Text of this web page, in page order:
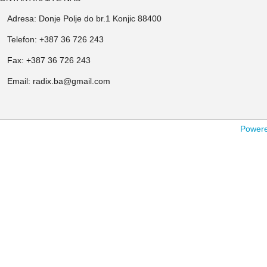
Adresa: Donje Polje do br.1 Konjic 88400
Telefon: +387 36 726 243
Fax: +387 36 726 243
Email: radix.ba@gmail.com